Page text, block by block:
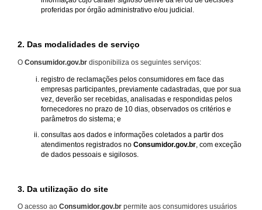
proferidas por órgão administrativo e/ou judicial.
2. Das modalidades de serviço
O Consumidor.gov.br disponibiliza os seguintes serviços:
registro de reclamações pelos consumidores em face das
empresas participantes, previamente cadastradas, que por sua
vez, deverão ser recebidas, analisadas e respondidas pelos
fornecedores no prazo de 10 dias, observados os critérios e
parâmetros do sistema; e
consultas aos dados e informações coletados a partir dos
atendimentos registrados no Consumidor.gov.br , com exceção
de dados pessoais e sigilosos.
3. Da utilização do site
O acesso ao Consumidor.gov.br permite aos consumidores usuários